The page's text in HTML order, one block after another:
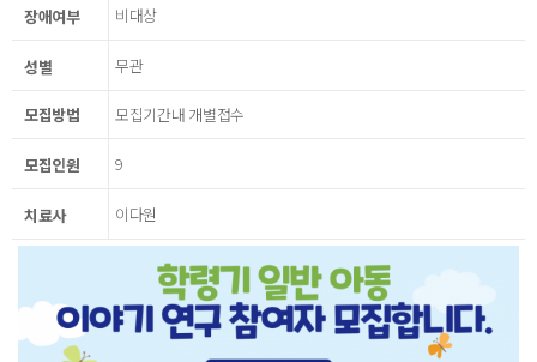
장애여부 비대상
성별 무관
모집방법 모집기간내 개별접수
모집인원 9
치료사 이다원